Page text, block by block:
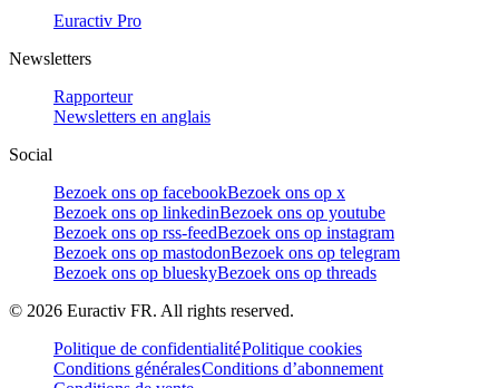
Euractiv Pro
Newsletters
Rapporteur
Newsletters en anglais
Social
Bezoek ons op facebookBezoek ons op x
Bezoek ons op linkedinBezoek ons op youtube
Bezoek ons op rss-feedBezoek ons op instagram
Bezoek ons op mastodonBezoek ons op telegram
Bezoek ons op blueskyBezoek ons op threads
© 2026 Euractiv FR. All rights reserved.
Politique de confidentialitéPolitique cookies
Conditions généralesConditions d’abonnement